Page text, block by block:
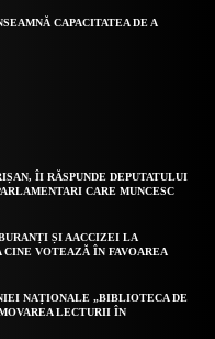
CAPACITATEA DE A
ÎI RĂSPUNDE DEPUTATULUI
CARE MUNCESC
ȘI AACCIZEI LA
CINE VOTEAZĂ ÎN FAVOAREA
NAȚIONALE „BIBLIOTECA DE
LECTURII ÎN